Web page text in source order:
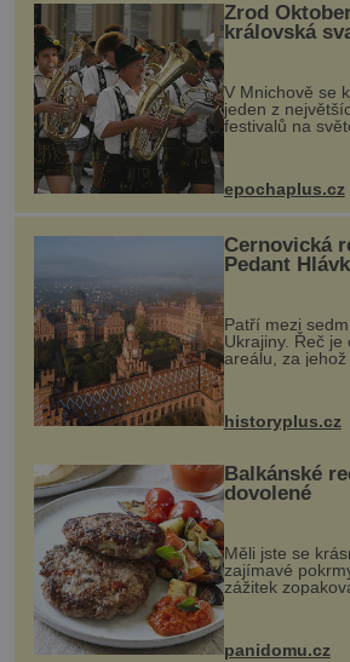
Zrod
královská
odstartovala
festival světa
V Mnichově se
jeden z
festivalů na
návštěvníků,
kultur...
epochaplus.cz
Černovická
Pedant
Patří mezi
Ukrajiny. Řeč je
areálu, za
český architekt
na něm dal
stavební plány
historyplus.cz
Balkánské
dovolené
Měli jste se
zajímavé
zážitek
snazšího.
Možná jste ji
panidomu.cz